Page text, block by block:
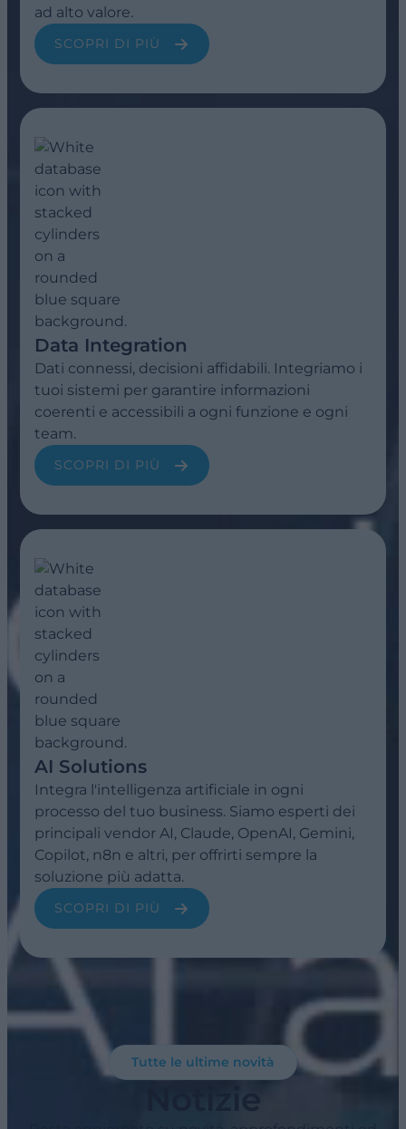
ad alto valore.
SCOPRI DI PIÙ
Data Integration
Dati connessi, decisioni affidabili. Integriamo i
tuoi sistemi per garantire informazioni
coerenti e accessibili a ogni funzione e ogni
team.
SCOPRI DI PIÙ
AI Solutions
Integra l'intelligenza artificiale in ogni
processo del tuo business. Siamo esperti dei
principali vendor AI, Claude, OpenAI, Gemini,
Copilot, n8n e altri, per offrirti sempre la
soluzione più adatta.
SCOPRI DI PIÙ
Tutte le ultime novità